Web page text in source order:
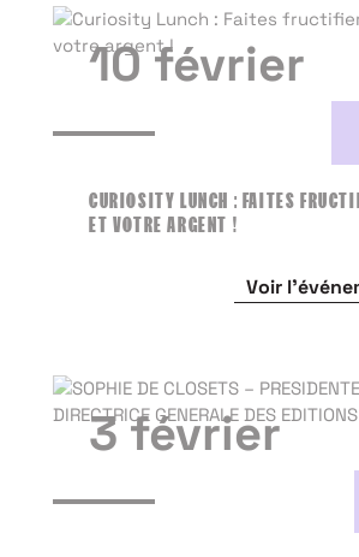
10 février
CURIOSITY LUNCH : FAITES
ET VOTRE ARGENT !
Voir
3 février